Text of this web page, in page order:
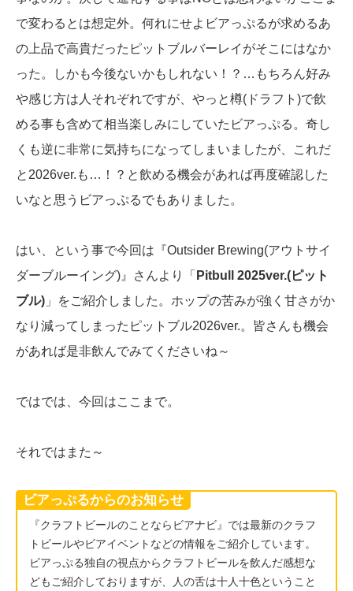
で変わるとは想定外。何れにせよビアっぷるが求めるあ
の上品で高貴だったピットブルバーレイがそこにはなか
った。しかも今後ないかもしれない！？…もちろん好み
や感じ方は人それぞれですが、やっと樽(ドラフト)で飲
める事も含めて相当楽しみにしていたビアっぷる。奇し
くも逆に非常に気持ちになってしまいましたが、これだ
と2026ver.も…！？と飲める機会があれば再度確認した
いなと思うビアっぷるでもありました。
はい、という事で今回は『Outsider Brewing(アウトサイ
ダーブルーイング)』さんより「 Pitbull 2025ver.(ピット
ブル) 」をご紹介しました。ホップの苦みが強く甘さがか
なり減ってしまったピットブル2026ver.。皆さんも機会
があれば是非飲んでみてくださいね～
ではでは、今回はここまで。
それではまた～
ビアっぷるからのお知らせ
『クラフトビールのことならビアナビ』では最新のクラフ
トビールやビアイベントなどの情報をご紹介しています。
ビアっぷる独自の視点からクラフトビールを飲んだ感想な
どもご紹介しておりますが、人の舌は十人十色ということ